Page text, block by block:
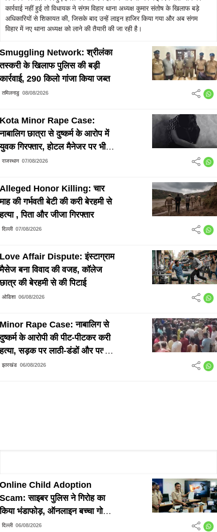
कार्रवाई नहीं हुई तो विधायक ने संगम विहार थाना अध्यक्ष कुमार संतोष के खिलाफ बड़े
अधिकारियों से शिकायत की, जिसके बाद उन्हें लाइन हाजिर किया गया और अब संगम
विहार में नए थाना अध्यक्ष को लाने की तैयारी की जा रही है।
Smuggling Network: श्रीलंका
तस्करी के खिलाफ पुलिस की बड़ी
कार्रवाई, 290 किलो गांजा किया जब्त
तमिलनाडु 08/08/2026
Kota Minor Rape Case:
नाबालिग छात्रा से दुष्कर्म के आरोप में
युवक गिरफ्तार, होटल मैनेजर पर भी
होगी कार्रवाई
राजस्थान 07/08/2026
Alleged Honor Killing: चार
माह की गर्भवती बेटी की करी बेरहमी से
हत्या , पिता और जीजा गिरफ्तार
दिल्ली 07/08/2026
Love Affair Dispute: इंस्टाग्राम
मैसेज बना विवाद की वजह, कॉलेज
छात्र की बेरहमी से की पिटाई
ओडिशा 06/08/2026
Minor Rape Case: नाबालिग से
दुष्कर्म के आरोपी की पीट-पीटकर करी
हत्या, सड़क पर लाठी-डंडों और पत्थरों
से किया हमला
झारखंड 06/08/2026
Online Child Adoption
Scam: साइबर पुलिस ने गिरोह का
किया भंडाफोड़, ऑनलाइन बच्चा गोद
दिलाने के नाम पर लाखों की ठगी
दिल्ली 06/08/2026